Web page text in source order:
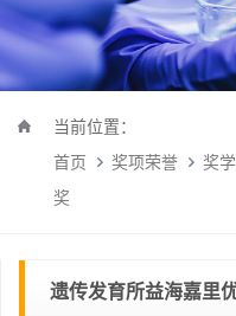
当前位置：
首页
奖项荣誉 奖
奖
遗传发育所益海嘉里